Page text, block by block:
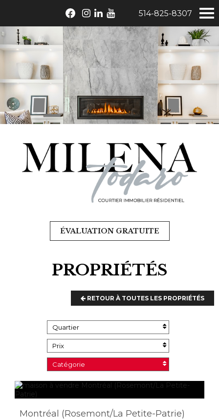
514-825-8307
ÉVALUATION GRATUITE
PROPRIÉTÉS
RETOUR À TOUTES LES PROPRIÉTÉS
Quartier
Prix
Catégorie
Montréal (Rosemont/La Petite-Patrie)